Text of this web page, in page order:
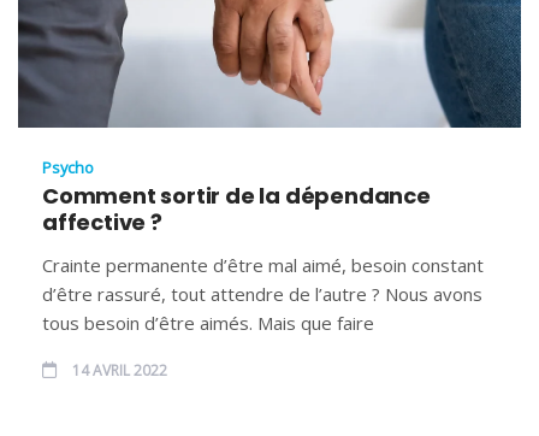
Psycho
Comment sortir de la dépendance
affective ?
Crainte permanente d’être mal aimé, besoin constant
d’être rassuré, tout attendre de l’autre ? Nous avons
tous besoin d’être aimés. Mais que faire
14 AVRIL 2022